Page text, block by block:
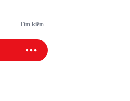
Tìm kiếm
SAO SPORT